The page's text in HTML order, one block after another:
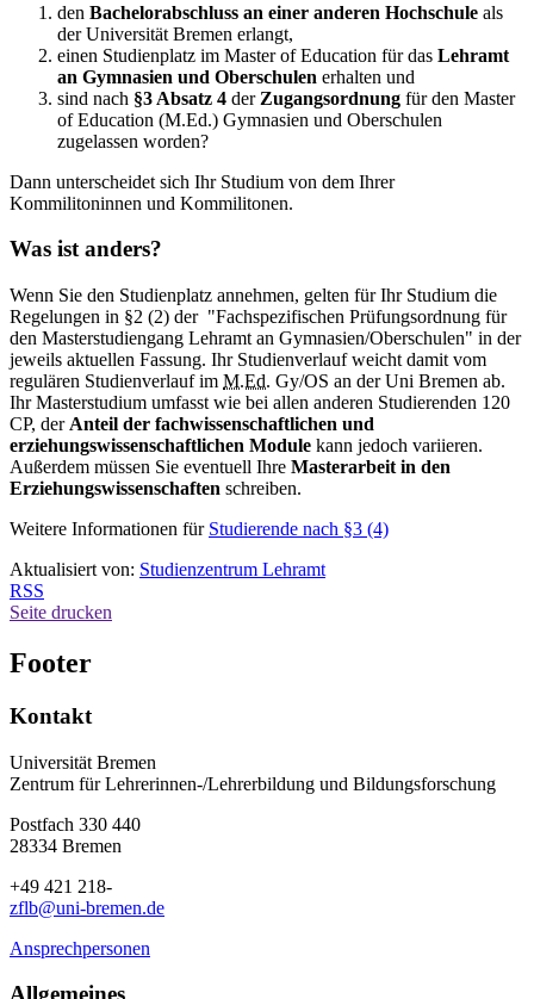
den Bachelorabschluss an einer anderen Hochschule als
der Universität Bremen erlangt,
einen Studienplatz im Master of Education für das Lehramt
an Gymnasien und Oberschulen erhalten und
sind nach §3 Absatz 4 der Zugangsordnung für den Master
of Education (M.Ed.) Gymnasien und Oberschulen
zugelassen worden?
Dann unterscheidet sich Ihr Studium von dem Ihrer
Kommilitoninnen und Kommilitonen.
Was ist anders?
Wenn Sie den Studienplatz annehmen, gelten für Ihr Studium die
Regelungen in §2 (2) der "Fachspezifischen Prüfungsordnung für
den Masterstudiengang Lehramt an Gymnasien/Oberschulen" in der
jeweils aktuellen Fassung. Ihr Studienverlauf weicht damit vom
regulären Studienverlauf im M.Ed. Gy/OS an der Uni Bremen ab.
Ihr Masterstudium umfasst wie bei allen anderen Studierenden 120
CP, der Anteil der fachwissenschaftlichen und
erziehungswissenschaftlichen Module kann jedoch variieren.
Außerdem müssen Sie eventuell Ihre Masterarbeit in den
Erziehungswissenschaften schreiben.
Weitere Informationen für Studierende nach §3 (4)
Aktualisiert von: Studienzentrum Lehramt
RSS
Seite drucken
Footer
Kontakt
Universität Bremen
Zentrum für Lehrerinnen-/Lehrerbildung und Bildungsforschung
Postfach 330 440
28334 Bremen
+49 421 218-
zflb@uni-bremen.de
Ansprechpersonen